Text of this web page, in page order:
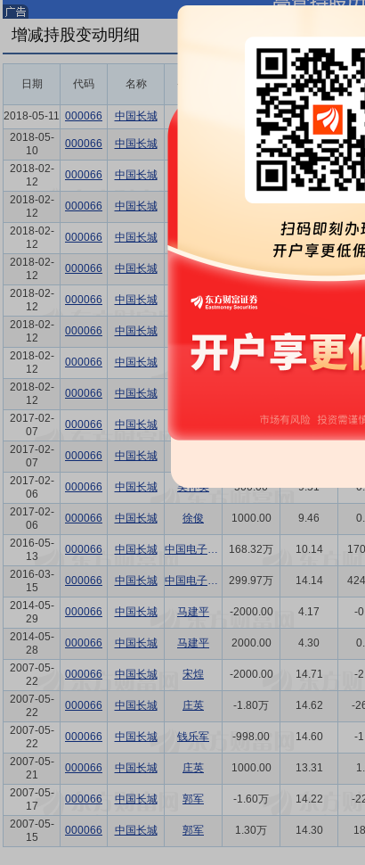
增减持股变动明细
日期 代码 名称 变动人 变动股数
成交
均价
变
(
2018-05-11 000066 中国长城 -500.00 8.79 -
2018-05-
10
000066 中国长城 500.00 8.91
2018-02-
12
000066 中国长城 6.17
2018-02-
12
000066 中国长城 6.00万 6.19
2018-02-
12
000066 中国长城 6.13
2018-02-
12
000066 中国长城 徐刚 6.00万
2018-02-
12
000066 中国长城 戴湘桃 6.00万
2018-02-
12
000066 中国长城 2.00万
2018-02-
12
000066 中国长城 郭镇 2.80万 6.13
2018-02-
12
000066 中国长城
2017-02-
07
000066 中国长城 -500.00 9.56 -
2017-02-
07
000066 中国长城
2017-02-
06
000066 中国长城 吴仲英 500.00 9.51
2017-02-
06
000066 中国长城 徐俊 1000.00 9.46
2016-05-
13
000066 中国长城 中国电子信息产业集团有限公司 168.32万 10.14
2016-03-
15
000066 中国长城 中国电子信息产业集团有限公司 299.97万 14.14
2014-05-
29
000066 中国长城 马建平 -2000.00 4.17 -
2014-05-
28
000066 中国长城 马建平 2000.00 4.30
2007-05-
22
000066 中国长城 宋煌 -2000.00 14.71 -
2007-05-
22
000066 中国长城 庄英 -1.80万 14.62 -
2007-05-
22
000066 中国长城 钱乐军 -998.00 14.60 -
2007-05-
21
000066 中国长城 庄英 1000.00 13.31
2007-05-
17
000066 中国长城 郭军 -1.60万 14.22 -
2007-05-
15
000066 中国长城 郭军 1.30万 14.30